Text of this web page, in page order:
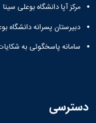
مرکز آپا دانشگاه بوعلی سینا
دبیرستان پسرانه دانشگاه
سامانه پاسخگوئی به
دسترسی